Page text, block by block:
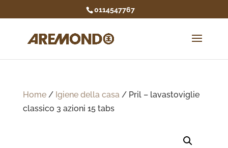
0114547767
Home/ Igiene della casa/ Pril – lavastoviglie
classico 3 azioni 15 tabs